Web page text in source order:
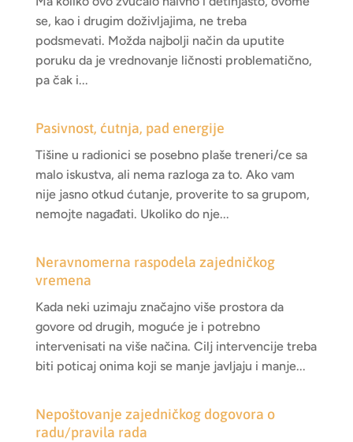
se, kao i drugim doživljajima, ne treba
podsmevati. Možda najbolji način da uputite
poruku da je vrednovanje ličnosti problematično,
pa čak i...
Pasivnost, ćutnja, pad energije
Tišine u radionici se posebno plaše treneri/ce sa
malo iskustva, ali nema razloga za to. Ako vam
nije jasno otkud ćutanje, proverite to sa grupom,
nemojte nagađati. Ukoliko do nje...
Neravnomerna raspodela zajedničkog
vremena
Kada neki uzimaju značajno više prostora da
govore od drugih, moguće je i potrebno
intervenisati na više načina. Cilj intervencije treba
biti poticaj onima koji se manje javljaju i manje...
Nepoštovanje zajedničkog dogovora o
radu/pravila rada